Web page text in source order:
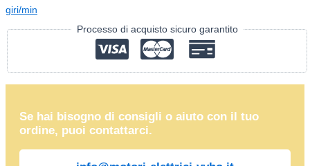
giri/min
Processo di acquisto sicuro garantito
Se hai bisogno di consigli o aiuto con il tuo
ordine, puoi contattarci.